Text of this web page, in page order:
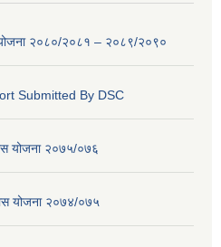
योजना २०८०/२०८१ – २०८९/२०९०
Submitted By DSC
योजना २०७५/०७६
योजना २०७४/०७५